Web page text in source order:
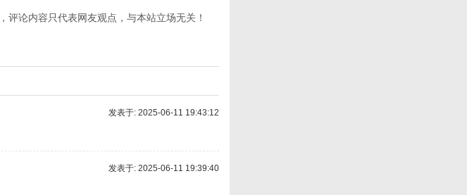
评论内容只代表网友观点，与本站立场无关！
发表于: 2025-06-11 19:43:12
发表于: 2025-06-11 19:39:40